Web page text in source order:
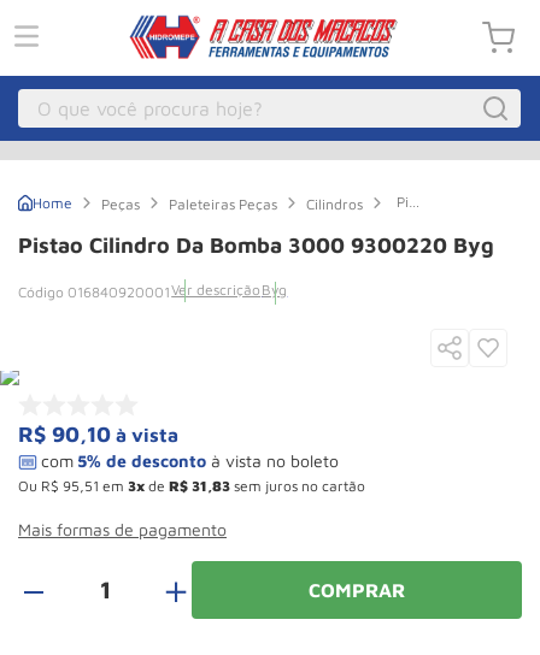
O que você procura hoje?
Peças Paleteiras Peças Cilindros
Pistao
da
Bomba
Pistao Cilindro Da Bomba 3000 9300220 Byg
016840920001Ver descrição Byg
R$ 90,10 à vista
Ou R$ 95 51 em 3 de R$ 31 83 sem juros no cartão
Mais formas de pagamento
＋ COMPRAR
Guincho Eletrico
3 Macaco Hidraulico
4º Guincho
7 º Macaco
8º Talha